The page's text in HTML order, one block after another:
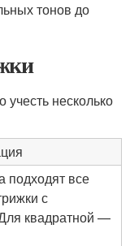
тонов до
учесть несколько
все
с
квадратной —